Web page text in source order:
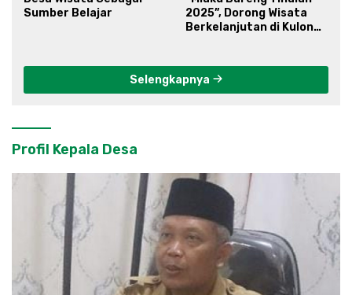
Sumber Belajar
2025”, Dorong Wisata
Berkelanjutan di Kulon
Selengkapnya
Profil Kepala Desa